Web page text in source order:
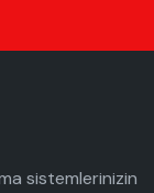
sistemlerinizin